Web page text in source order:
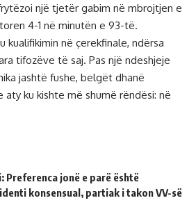
një tjetër gabim në mbrojtjen e
4-1 në minutën e 93-të.
kualifikimin në çerekfinale, ndërsa
tifozëve të saj. Pas një ndeshjeje
jashtë fushe, belgët dhanë
ku kishte më shumë rëndësi: në
Preferenca jonë e parë është
konsensual, partiak i takon VV-së